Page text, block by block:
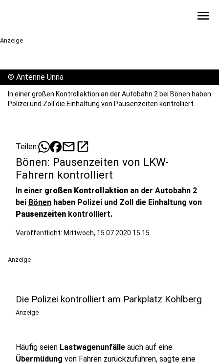
menu
Anzeige
© Antenne Unna
In einer großen Kontrollaktion an der Autobahn 2 bei Bönen haben
Polizei und Zoll die Einhaltung von Pausenzeiten kontrolliert.
Teilen: mailopen_in_new
Bönen: Pausenzeiten von LKW-
Fahrern kontrolliert
In einer großen Kontrollaktion an der Autobahn 2
bei Bönen haben Polizei und Zoll die Einhaltung von
Pausenzeiten kontrolliert.
Veröffentlicht: Mittwoch, 15.07.2020 15:15
Anzeige
Die Polizei kontrolliert am Parkplatz Kohlberg
Anzeige
Häufig seien Lastwagenunfälle auch auf eine
Übermüdung von Fahren zurückzuführen, sagte eine